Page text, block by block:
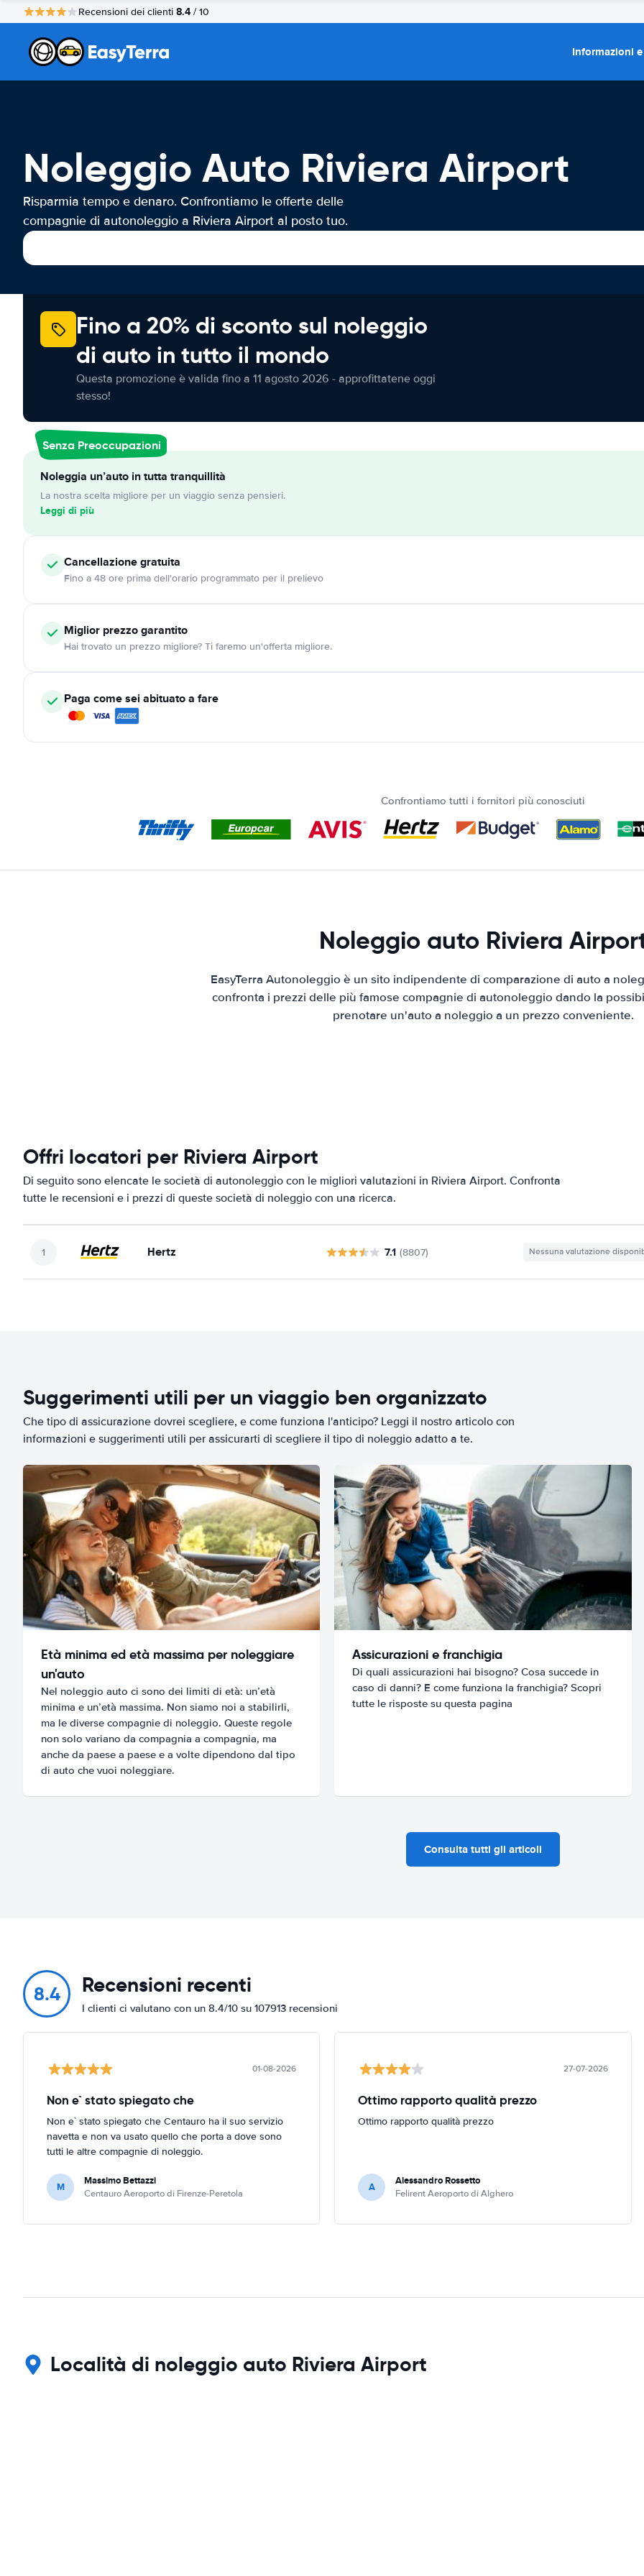
Recensioni dei clienti 8.4 / 10
Informazioni
Noleggio Auto Riviera Airport
Risparmia tempo e denaro. Confrontiamo le offerte delle
compagnie di autonoleggio a Riviera Airport al posto tuo.
Fino a 20% di sconto sul noleggio
di auto in tutto il mondo
Questa promozione è valida fino a 11 agosto 2026 - approfittatene oggi
stesso!
Senza Preoccupazioni
Noleggia un’auto in tutta tranquillità
La nostra scelta migliore per un viaggio senza pensieri.
Leggi di più
Cancellazionegratuita
Fino a 48 ore prima dell'orario programmato per il prelievo
Miglior prezzo garantito
Hai trovato un prezzo migliore? Ti faremo un'offerta migliore.
Paga come sei abituato a fare
Confrontiamo tutti i fornitori più conosciuti
Noleggio auto Riviera
EasyTerra Autonoleggio è un sito indipendente di comparazione di auto a
confronta i prezzi delle più famose compagnie di autonoleggio dando la
prenotare un'auto a noleggio a un prezzo conveniente.
Offri locatori per Riviera Airport
Di seguito sono elencate le società di autonoleggio con le migliori valutazioni in Riviera Airport. Confronta
tutte le recensioni e i prezzi di queste società di noleggio con una ricerca.
Hertz 7.1 (8807) Nessuna valutazione
Suggerimenti utili per un viaggio ben organizzato
Che tipo di assicurazione dovrei scegliere, e come funziona l'anticipo? Leggi il nostro articolo con
informazioni e suggerimenti utili per assicurarti di scegliere il tipo di noleggio adatto a te.
Età minima ed età massima per noleggiare
un'auto
Nel noleggio auto ci sono dei limiti di età: un’età
minima e un’età massima. Non siamo noi a stabilirli,
ma le diverse compagnie di noleggio. Queste regole
non solo variano da compagnia a compagnia, ma
anche da paese a paese e a volte dipendono dal tipo
di auto che vuoi noleggiare.
Assicurazioni e franchigia
Di quali assicurazioni hai bisogno? Cosa succede in
caso di danni? E come funziona la franchigia? Scopri
tutte le risposte su questa pagina
Consulta tutti gli articoli
8.4 Recensioni recenti
I clienti ci valutano con un 8.4/10 su 107913 recensioni
01-08-2026
Non e` stato spiegato che
Non e` stato spiegato che Centauro ha il suo servizio
navetta e non va usato quello che porta a dove sono
tutti le altre compagnie di noleggio.
M Massimo Bettazzi
Centauro Aeroporto di Firenze-Peretola
27-07-2026
Ottimo rapporto qualità prezzo
Ottimo rapporto qualità prezzo
A Alessandro Rossetto
Felirent Aeroporto di Alghero
Località di noleggio auto Riviera Airport